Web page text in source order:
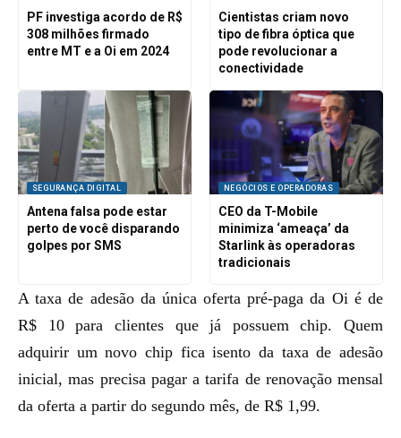
PF investiga acordo de R$
308 milhões firmado
entre MT e a Oi em 2024
Cientistas criam novo
tipo de fibra óptica que
pode revolucionar a
conectividade
SEGURANÇA DIGITAL
Antena falsa pode estar
perto de você disparando
golpes por SMS
NEGÓCIOS E OPERADORAS
CEO da T-Mobile
minimiza ‘ameaça’ da
Starlink às operadoras
tradicionais
A taxa de adesão da única oferta pré-paga da Oi é de
R$ 10 para clientes que já possuem chip. Quem
adquirir um novo chip fica isento da taxa de adesão
inicial, mas precisa pagar a tarifa de renovação mensal
da oferta a partir do segundo mês, de R$ 1,99.